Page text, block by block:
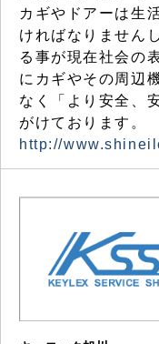
カギやドアーは生
ければなりません
る事が現在社会の
にカギやその周辺
なく「より安全、
がけております。
http://